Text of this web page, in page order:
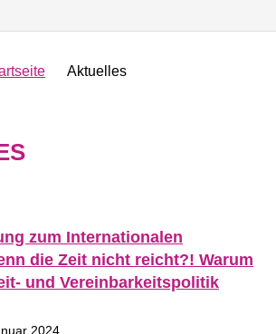
Aktuelles
zum Internationalen
die Zeit nicht reicht?! Warum
und Vereinbarkeitspolitik
2024